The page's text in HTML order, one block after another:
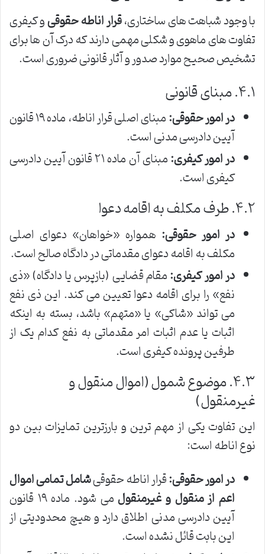
با وجود شباهت های ساختاری،قرار اناطه حقوقیو کیفری
تفاوت های ماهوی و شکلی مهمی دارند که درک آن ها برای
تشخیص صحیح موارد صدور و آثار قانونی ضروری است.
۴.۱. مبنای قانونی
در امور حقوقی:
مبنای اصلی قرار اناطه، ماده ۱۹ قانون
آیین دادرسی مدنی است.
در امور کیفری:
مبنای آن ماده ۲۱ قانون آیین دادرسی
کیفری است.
۴.۲. طرف مکلف به اقامه دعوا
در امور حقوقی: همواره «خواهان» دعوای اصلی
مکلف به اقامه دعوای مقدماتی در دادگاه صالح است.
در امور کیفری:مقام قضایی (بازپرس یا دادگاه) «ذی
نفع» را برای اقامه دعوا تعیین می کند. این ذی نفع
می تواند «شاکی» یا «متهم» باشد، بسته به اینکه
اثبات یا عدم اثبات امر مقدماتی به نفع کدام یک از
طرفین پرونده کیفری است.
۴.۳. موضوع شمول (اموال منقول و
غیرمنقول)
این تفاوت یکی از مهم ترین و بارزترین تمایزات بین دو
نوع اناطه است:
در امور حقوقی:قرار اناطه حقوقیشامل تمامی اموال
اعم از منقول و غیرمنقول
می شود. ماده ۱۹ قانون
آیین دادرسی مدنی اطلاق دارد و هیچ محدودیتی از
این بابت قائل نشده است.